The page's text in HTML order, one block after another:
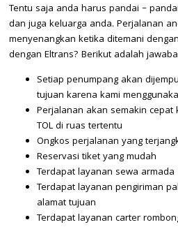
Tentu saja anda harus pandai –
dan juga keluarga anda. Perjalanan
menyenangkan ketika ditemani
dengan Eltrans? Berikut adalah
Setiap penumpang akan
tujuan karena kami
Perjalanan akan semakin
TOL di ruas tertentu
Ongkos perjalanan yang
Reservasi tiket yang mudah
Terdapat layanan sewa armada
Terdapat layanan pengiriman
alamat tujuan
Terdapat layanan carter